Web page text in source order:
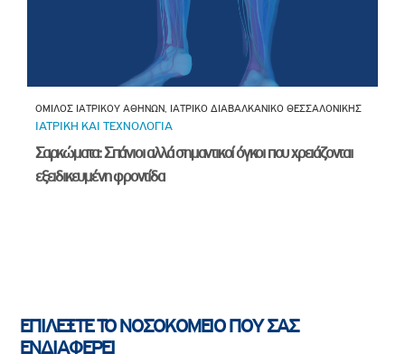
ΟΜΙΛΟΣ ΙΑΤΡΙΚΟΥ ΑΘΗΝΩΝ, ΙΑΤΡΙΚΟ ΔΙΑΒΑΛΚΑΝΙΚΟ ΘΕΣΣΑΛΟΝΙΚΗΣ
ΙΑΤΡΙΚΗ ΚΑΙ ΤΕΧΝΟΛΟΓΙΑ
Σαρκώματα: Σπάνιοι αλλά σημαντικοί όγκοι που χρειάζονται
εξειδικευμένη φροντίδα
ΕΠΙΛΕΞΤΕ ΤΟ ΝΟΣΟΚΟΜΕΙΟ ΠΟΥ ΣΑΣ
ΕΝΔΙΑΦΕΡΕΙ